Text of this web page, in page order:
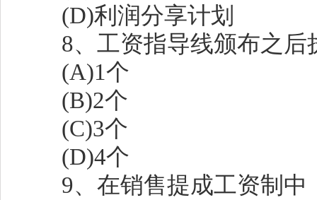
(D)利润分享计划
8、工资指导线颁布之后
(A)1个
(B)2个
(C)3个
(D)4个
9、在销售提成工资制中